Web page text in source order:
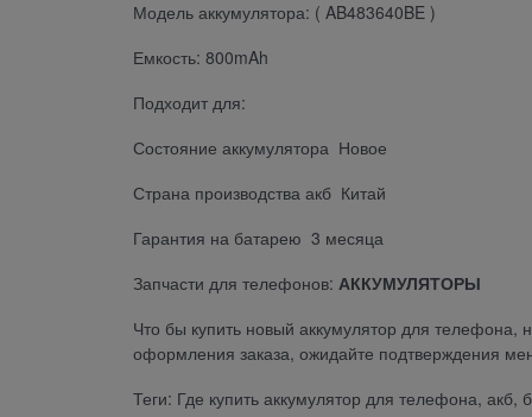
Модель аккумулятора: ( AB483640BE )
Емкость: 800mAh
Подходит для:
Состояние аккумулятора Новое
Страна производства акб Китай
Гарантия на батарею 3 месяца
Запчасти для телефонов: АККУМУЛЯТОРЫ
Что бы купить новый аккумулятор для
оформления заказа, ожидайте подтверждения
Теги: Где купить аккумулятор для телефона,